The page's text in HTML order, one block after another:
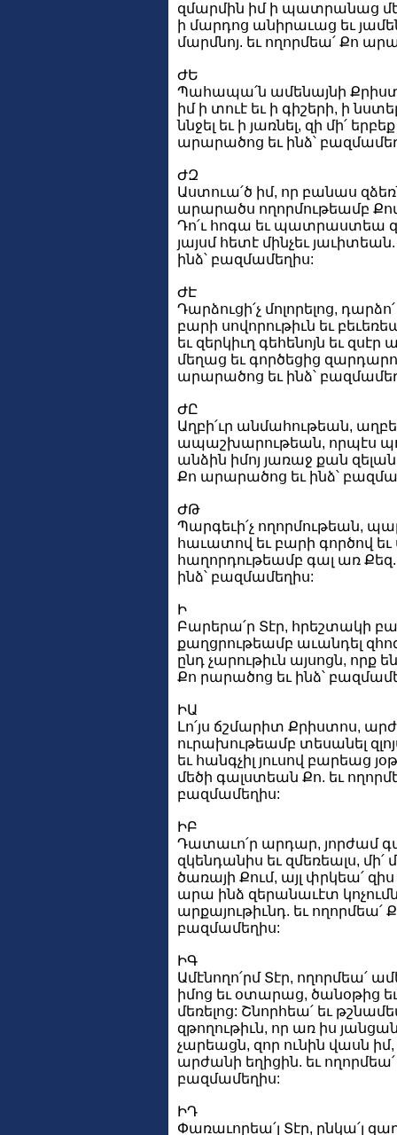
զմարմին իմ ի պատրանաց
ի մարդոց անիրաւաց եւ
մարմնոյ. եւ ողորմեա՛ Քո
ԺԵ
Պահապա՛ն ամենայնի
իմ ի տուէ եւ ի գիշերի, ի
ննջել եւ ի յառնել, զի մի՛
արարածոց եւ ինձ՝
ԺԶ
Աստուա՛ծ իմ, որ բանաս
արարածս ողորմութեամբ
Դո՛ւ հոգա եւ պատրաստեա
յայսմ հետէ մինչեւ
ինձ՝ բազմամեղիս:
ԺԷ
Դարձուցի՛չ մոլորելոց,
բարի սովորութիւն եւ
եւ զերկիւղ գեհենոյն եւ
մեղաց եւ գործեցից
արարածոց եւ ինձ՝
ԺԸ
Աղբի՛ւր անմահութեան,
ապաշխարութեան, որպէս
անձին իմոյ յառաջ քան
Քո արարածոց եւ ինձ՝
ԺԹ
Պարգեւի՛չ ողորմութեան,
հաւատով եւ բարի գործով եւ
հաղորդութեամբ գալ առ
ինձ՝ բազմամեղիս:
Ի
Բարերա՛ր Տէր, հրեշտակի
քաղցրութեամբ աւանդել
ընդ չարութիւն այսոցն, որք
Քո րարածոց եւ ինձ՝
ԻԱ
Լո՛յս ճշմարիտ Քրիստոս,
ուրախութեամբ տեսանել
եւ հանգչիլ յուսով բարեաց
մեծի գալստեան Քո. եւ
բազմամեղիս:
ԻԲ
Դատաւո՛ր արդար, յորժամ
զկենդանիս եւ զմեռեալս,
ծառայի Քում, այլ փրկեա՛ զիս
արա ինձ զերանաւէտ
արքայութիւնդ. եւ ողորմեա՛
բազմամեղիս:
ԻԳ
Ամէնողո՛րմ Տէր, ողորմեա՛
իմոց եւ օտարաց, ծանօթից
մեռելոց: Շնորհեա՛ եւ
զթողութիւն, որ առ իս
չարեացն, զոր ունին վասն
արժանի եղիցին. եւ
բազմամեղիս:
ԻԴ
Փառաւորեա՛լ Տէր, ընկա՛լ